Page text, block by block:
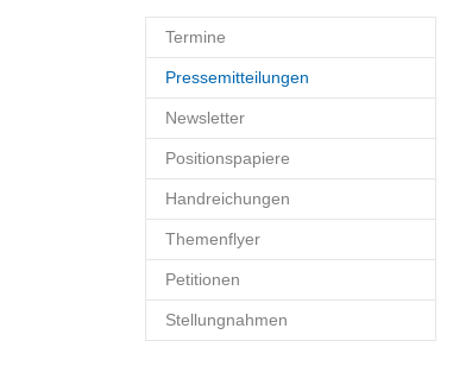
Termine
Pressemitteilungen
Newsletter
Positionspapiere
Handreichungen
Themenflyer
Petitionen
Stellungnahmen